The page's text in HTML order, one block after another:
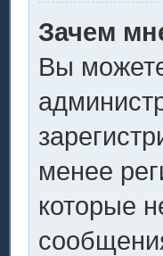
Зачем
Вы
менее
которые